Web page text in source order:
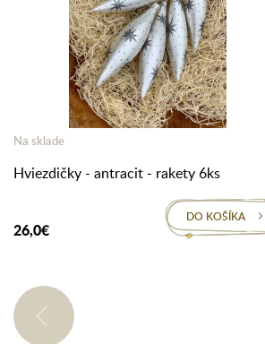
Na sklade
Hviezdičky - antracit - rakety 6ks
26,0€
DO KOŠÍKA